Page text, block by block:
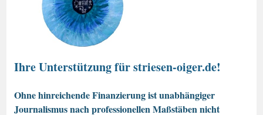
Ihre Unterstützung für striesen-oiger.de!
Ohne hinreichende Finanzierung ist unabhängiger
Journalismus nach professionellen Maßstäben nicht